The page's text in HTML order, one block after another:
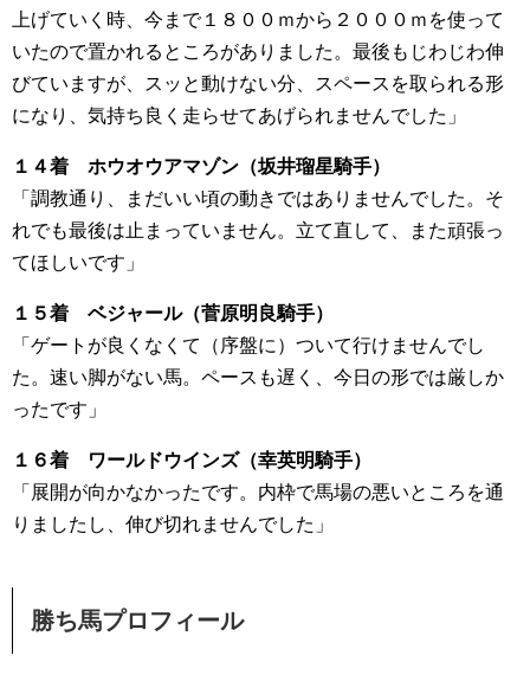
上げていく時、今まで１８００ｍから２０００ｍを使って
いたので置かれるところがありました。最後もじわじわ伸
びていますが、スッと動けない分、スペースを取られる形
になり、気持ち良く走らせてあげられませんでした」
１４着 ホウオウアマゾン（坂井瑠星騎手）
「調教通り、まだいい頃の動きではありませんでした。そ
れでも最後は止まっていません。立て直して、また頑張っ
てほしいです」
１５着 ベジャール（菅原明良騎手）
「ゲートが良くなくて（序盤に）ついて行けませんでし
た。速い脚がない馬。ペースも遅く、今日の形では厳しか
ったです」
１６着 ワールドウインズ（幸英明騎手）
「展開が向かなかったです。内枠で馬場の悪いところを通
りましたし、伸び切れませんでした」
勝ち馬プロフィール